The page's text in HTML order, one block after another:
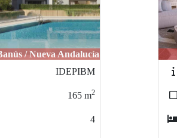
Marbella / Playa
IDEPDMP1
511m2
3